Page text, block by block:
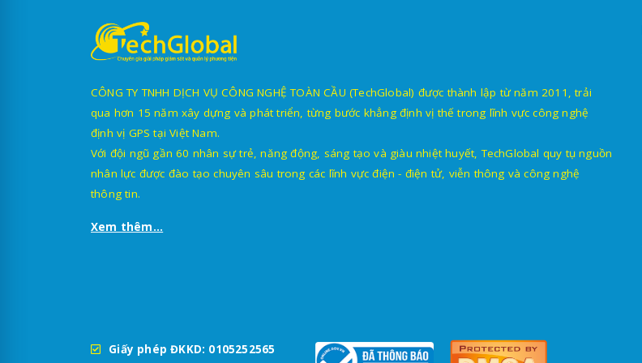
CÔNG TY TNHH DỊCH VỤ CÔNG NGHỆ TOÀN CẦU (TechGlobal) được thành lập từ năm 2011, trải
qua hơn 15 năm xây dựng và phát triển, từng bước khẳng định vị thế trong lĩnh vực công nghệ
định vị GPS tại Việt Nam.
Với đội ngũ gần 60 nhân sự trẻ, năng động, sáng tạo và giàu nhiệt huyết, TechGlobal quy tụ nguồn
nhân lực được đào tạo chuyên sâu trong các lĩnh vực điện - điện tử, viễn thông và công nghệ
thông tin.
Xem thêm...
Giấy phép ĐKKD: 0105252565